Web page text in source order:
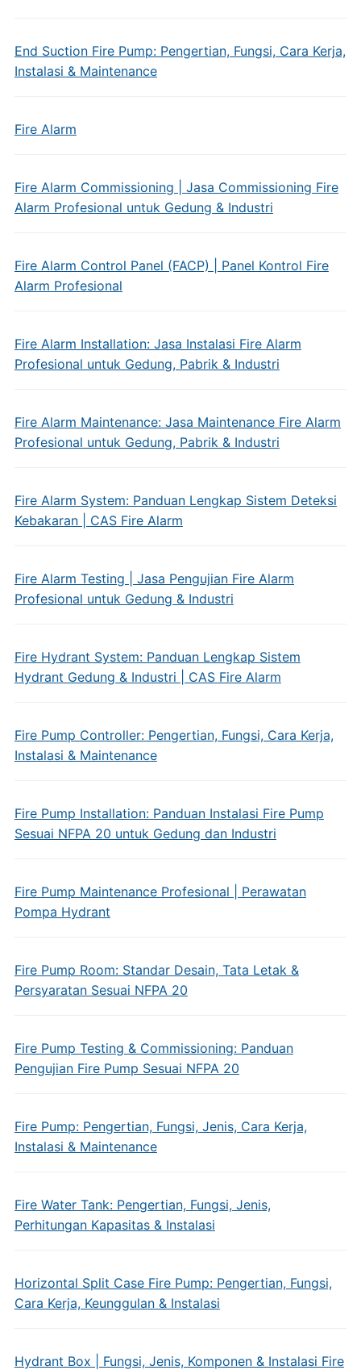
End Suction Fire Pump: Pengertian, Fungsi, Cara Kerja,
Instalasi & Maintenance
Fire Alarm
Fire Alarm Commissioning | Jasa Commissioning Fire
Alarm Profesional untuk Gedung & Industri
Fire Alarm Control Panel (FACP) | Panel Kontrol Fire
Alarm Profesional
Fire Alarm Installation: Jasa Instalasi Fire Alarm
Profesional untuk Gedung, Pabrik & Industri
Fire Alarm Maintenance: Jasa Maintenance Fire Alarm
Profesional untuk Gedung, Pabrik & Industri
Fire Alarm System: Panduan Lengkap Sistem Deteksi
Kebakaran | CAS Fire Alarm
Fire Alarm Testing | Jasa Pengujian Fire Alarm
Profesional untuk Gedung & Industri
Fire Hydrant System: Panduan Lengkap Sistem
Hydrant Gedung & Industri | CAS Fire Alarm
Fire Pump Controller: Pengertian, Fungsi, Cara Kerja,
Instalasi & Maintenance
Fire Pump Installation: Panduan Instalasi Fire Pump
Sesuai NFPA 20 untuk Gedung dan Industri
Fire Pump Maintenance Profesional | Perawatan
Pompa Hydrant
Fire Pump Room: Standar Desain, Tata Letak &
Persyaratan Sesuai NFPA 20
Fire Pump Testing & Commissioning: Panduan
Pengujian Fire Pump Sesuai NFPA 20
Fire Pump: Pengertian, Fungsi, Jenis, Cara Kerja,
Instalasi & Maintenance
Fire Water Tank: Pengertian, Fungsi, Jenis,
Perhitungan Kapasitas & Instalasi
Horizontal Split Case Fire Pump: Pengertian, Fungsi,
Cara Kerja, Keunggulan & Instalasi
Hydrant Box | Fungsi, Jenis, Komponen & Instalasi Fire